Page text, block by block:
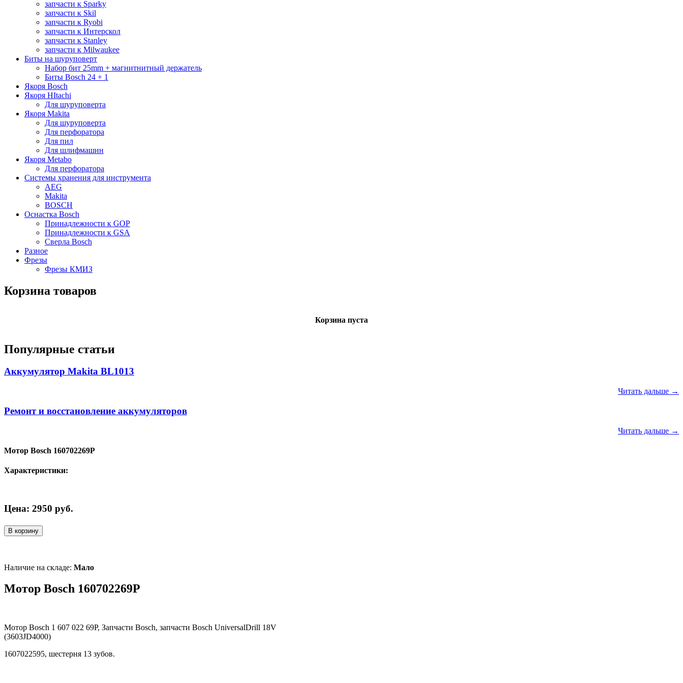
запчасти к Sparky
запчасти к Skil
запчасти к Ryobi
запчасти к Интерскол
запчасти к Stanley
запчасти к Milwaukee
Биты на шуруповерт
Набор бит 25mm + магнитнитный держатель
Биты Bosch 24 + 1
Якоря Bosch
Якоря HItachi
Для шуруповерта
Якоря Makita
Для шуруповерта
Для перфоратора
Для пил
Для шлифмашин
Якоря Metabo
Для перфоратора
Системы хранения для инструмента
AEG
Makita
BOSCH
Оснастка Bosch
Принадлежности к GOP
Принадлежности к GSA
Сверла Bosch
Разное
Фрезы
Фрезы КМИЗ
Корзина товаров
Корзина пуста
Популярные статьи
Аккумулятор Makita BL1013
Читать дальше →
Ремонт и восстановление аккумуляторов
Читать дальше →
Мотор Bosch 160702269P
Характеристики:
Цена: 2950 руб.
В корзину
Наличие на складе: Мало
Мотор Bosch 160702269P
Мотор Bosch 1 607 022 69P, Запчасти Bosch, запчасти Bosch UniversalDrill 18V
(3603JD4000)
1607022595, шестерня 13 зубов.